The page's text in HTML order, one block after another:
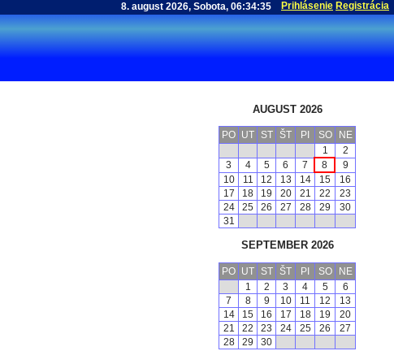
Prihlásenie Registrácia
AUGUST 2026
PO UT ST ŠT PI SO
NE
1
2
3
4 5 6 7 8
9
10
11 12 13 14 15
16
17
18 19 20 21 22
23
24
25 26 27 28 29
30
31
SEPTEMBER 2026
PO UT ST ŠT PI SO
NE
1
2 3 4 5
6
7
8 9 10 11 12
13
14
15 16 17 18 19
20
21
22 23 24 25 26
27
28
29 30